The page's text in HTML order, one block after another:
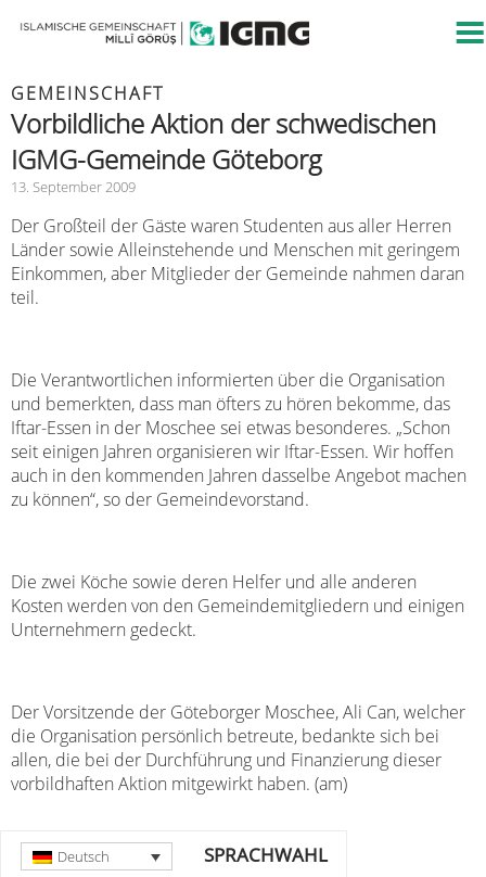
GEMEINSCHAFT
Vorbildliche Aktion der schwedischen
IGMG-Gemeinde Göteborg
13. September 2009
Der Großteil der Gäste waren Studenten aus aller Herren
Länder sowie Alleinstehende und Menschen mit geringem
Einkommen, aber Mitglieder der Gemeinde nahmen daran
teil.
Die Verantwortlichen informierten über die Organisation
und bemerkten, dass man öfters zu hören bekomme, das
Iftar-Essen in der Moschee sei etwas besonderes. „Schon
seit einigen Jahren organisieren wir Iftar-Essen. Wir hoffen
auch in den kommenden Jahren dasselbe Angebot machen
zu können“, so der Gemeindevorstand.
Die zwei Köche sowie deren Helfer und alle anderen
Kosten werden von den Gemeindemitgliedern und einigen
Unternehmern gedeckt.
Der Vorsitzende der Göteborger Moschee, Ali Can, welcher
die Organisation persönlich betreute, bedankte sich bei
allen, die bei der Durchführung und Finanzierung dieser
vorbildhaften Aktion mitgewirkt haben. (am)
SPRACHWAHL
Deutsch